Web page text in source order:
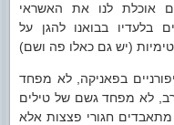
אוכלת לנו את האשראי
בלעדיו בבואנו להגן על
בפאניקה, לא מפחד
לא מפחד גשם של טילים
מתאבדים חגורי פצצות אלא